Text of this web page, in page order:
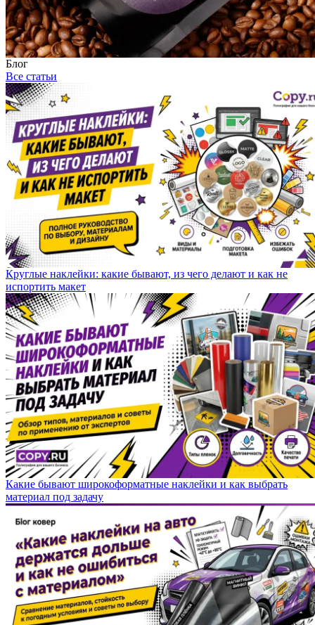
Блог
Все статьи
Круглые наклейки: какие бывают, из чего делают и как не
испортить макет
Какие бывают широкоформатные наклейки и как выбрать
материал под задачу